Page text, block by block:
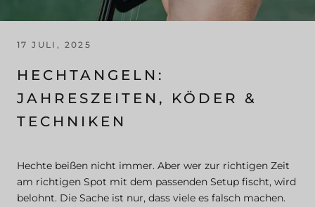
17 JULI, 2025
HECHTANGELN:
JAHRESZEITEN, KÖDER &
TECHNIKEN
Hechte beißen nicht immer. Aber wer zur richtigen Zeit
am richtigen Spot mit dem passenden Setup fischt, wird
belohnt. Die Sache ist nur, dass viele es falsch machen.